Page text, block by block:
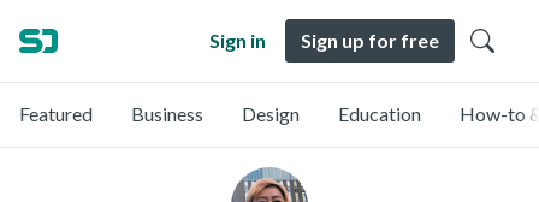
Sign in Sign up for free
Featured Business Design Education How-to